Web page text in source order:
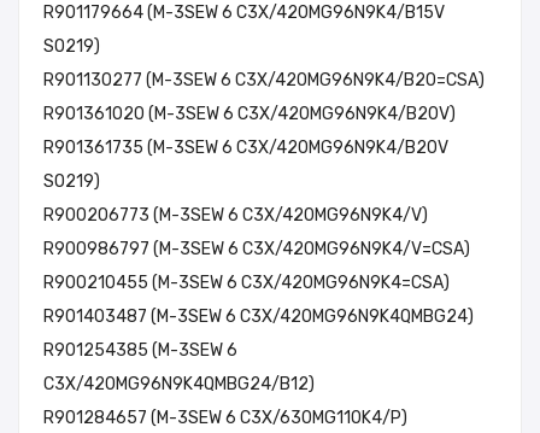
R901179664 (M-3SEW 6 C3X/420MG96N9K4/B15V
SO219)
R901130277 (M-3SEW 6 C3X/420MG96N9K4/B20=CSA)
R901361020 (M-3SEW 6 C3X/420MG96N9K4/B20V)
R901361735 (M-3SEW 6 C3X/420MG96N9K4/B20V
SO219)
R900206773 (M-3SEW 6 C3X/420MG96N9K4/V)
R900986797 (M-3SEW 6 C3X/420MG96N9K4/V=CSA)
R900210455 (M-3SEW 6 C3X/420MG96N9K4=CSA)
R901403487 (M-3SEW 6 C3X/420MG96N9K4QMBG24)
R901254385 (M-3SEW 6
C3X/420MG96N9K4QMBG24/B12)
R901284657 (M-3SEW 6 C3X/630MG110K4/P)